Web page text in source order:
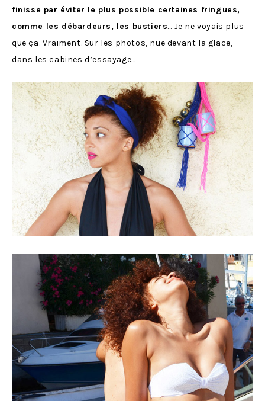
finisse par éviter le plus possible certaines fringues,
comme les débardeurs, les bustiers… Je ne voyais plus
que ça. Vraiment. Sur les photos, nue devant la glace,
dans les cabines d’essayage…